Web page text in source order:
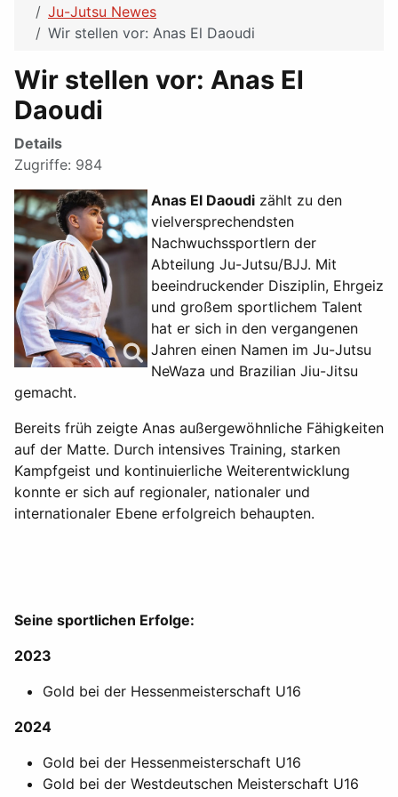
Ju-Jutsu Newes
Wir stellen vor: Anas El Daoudi
Wir stellen vor: Anas El
Daoudi
Details
Zugriffe: 984
Anas El Daoudi zählt zu den
vielversprechendsten
Nachwuchssportlern der
Abteilung Ju-Jutsu/BJJ. Mit
beeindruckender Disziplin, Ehrgeiz
und großem sportlichem Talent
hat er sich in den vergangenen
Jahren einen Namen im Ju-Jutsu
NeWaza und Brazilian Jiu-Jitsu
gemacht.
Bereits früh zeigte Anas außergewöhnliche Fähigkeiten
auf der Matte. Durch intensives Training, starken
Kampfgeist und kontinuierliche Weiterentwicklung
konnte er sich auf regionaler, nationaler und
internationaler Ebene erfolgreich behaupten.
Seine sportlichen Erfolge:
2023
Gold bei der Hessenmeisterschaft U16
2024
Gold bei der Hessenmeisterschaft U16
Gold bei der Westdeutschen Meisterschaft U16